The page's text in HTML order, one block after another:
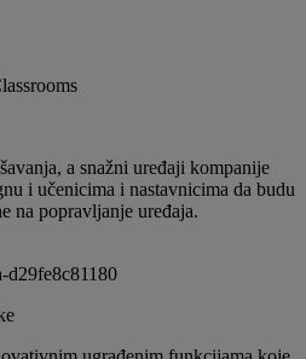
a snažni uređaji kompanije
i učenicima i nastavnicima da budu
na popravljanje uređaja.